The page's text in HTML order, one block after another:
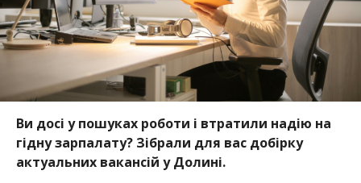
Ви досі у пошуках роботи і втратили надію на
гідну зарпалату? Зібрали для вас добірку
актуальних вакансій у Долині.